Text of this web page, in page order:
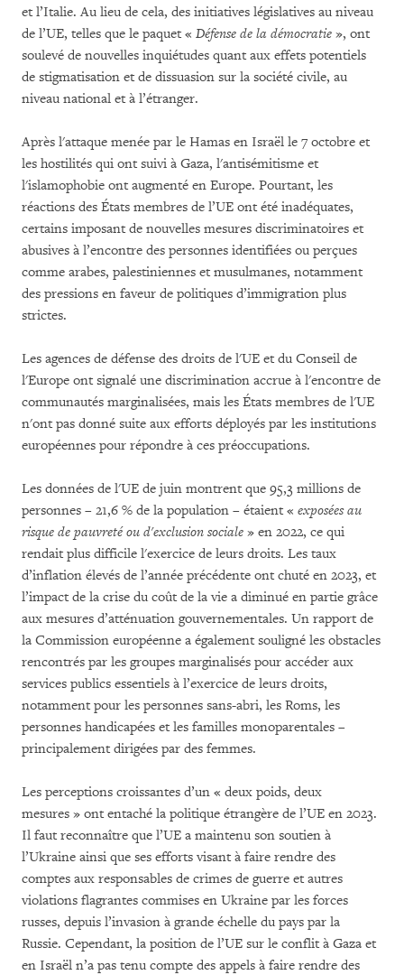
et l’Italie. Au lieu de cela, des initiatives législatives au niveau
de l’UE, telles que le paquet « Défense de la démocratie », ont
soulevé de nouvelles inquiétudes quant aux effets potentiels
de stigmatisation et de dissuasion sur la société civile, au
niveau national et à l’étranger.
Après l'attaque menée par le Hamas en Israël le 7 octobre et
les hostilités qui ont suivi à Gaza, l'antisémitisme et
l'islamophobie ont augmenté en Europe. Pourtant, les
réactions des États membres de l’UE ont été inadéquates,
certains imposant de nouvelles mesures discriminatoires et
abusives à l’encontre des personnes identifiées ou perçues
comme arabes, palestiniennes et musulmanes, notamment
des pressions en faveur de politiques d’immigration plus
strictes.
Les agences de défense des droits de l'UE et du Conseil de
l'Europe ont signalé une discrimination accrue à l'encontre de
communautés marginalisées, mais les États membres de l'UE
n'ont pas donné suite aux efforts déployés par les institutions
européennes pour répondre à ces préoccupations.
Les données de l'UE de juin montrent que 95,3 millions de
personnes – 21,6 % de la population – étaient « exposées au
risque de pauvreté ou d'exclusion sociale » en 2022, ce qui
rendait plus difficile l'exercice de leurs droits. Les taux
d’inflation élevés de l’année précédente ont chuté en 2023, et
l’impact de la crise du coût de la vie a diminué en partie grâce
aux mesures d’atténuation gouvernementales. Un rapport de
la Commission européenne a également souligné les obstacles
rencontrés par les groupes marginalisés pour accéder aux
services publics essentiels à l’exercice de leurs droits,
notamment pour les personnes sans-abri, les Roms, les
personnes handicapées et les familles monoparentales –
principalement dirigées par des femmes.
Les perceptions croissantes d’un « deux poids, deux
mesures » ont entaché la politique étrangère de l’UE en 2023.
Il faut reconnaître que l’UE a maintenu son soutien à
l’Ukraine ainsi que ses efforts visant à faire rendre des
comptes aux responsables de crimes de guerre et autres
violations flagrantes commises en Ukraine par les forces
russes, depuis l’invasion à grande échelle du pays par la
Russie. Cependant, la position de l’UE sur le conflit à Gaza et
en Israël n’a pas tenu compte des appels à faire rendre des